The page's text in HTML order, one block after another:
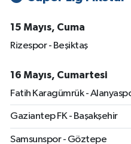
15 Mayıs, Cuma
Rizespor - Beşiktaş
16 Mayıs, Cumartesi
Fatih Karagümrük -
Gaziantep FK - Başakşehir
Samsunspor - Göztepe